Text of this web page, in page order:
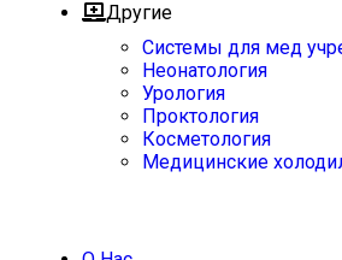
Другие
Системы для мед
Неонатология
Урология
Проктология
Косметология
Медицинские